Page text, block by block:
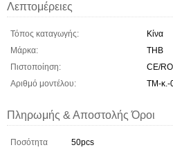
Λεπτομέρειες
Τόπος καταγωγής:
Κίνα
Μάρκα:
THB
Πιστοποίηση:
CE/
Αριθμό μοντέλου:
TM-κ.-
Πληρωμής & Αποστολής Όροι
Ποσότητα
50pcs